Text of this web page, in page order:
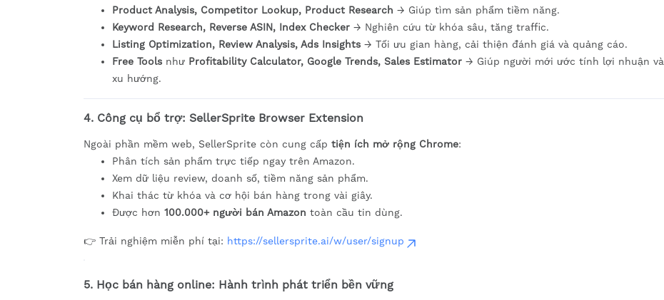
Product Analysis, Competitor Lookup, Product Research → Giúp tìm sản phẩm tiềm năng.
Keyword Research, Reverse ASIN, Index Checker → Nghiên cứu từ khóa sâu, tăng traffic.
Listing Optimization, Review Analysis, Ads Insights → Tối ưu gian hàng, cải thiện đánh giá và quảng cáo.
Free Tools như Profitability Calculator, Google Trends, Sales Estimator → Giúp người mới ước tính lợi nhuận và
xu hướng.
4. Công cụ bổ trợ: SellerSprite Browser Extension
Ngoài phần mềm web, SellerSprite còn cung cấp tiện ích mở rộng Chrome:
Phân tích sản phẩm trực tiếp ngay trên Amazon.
Xem dữ liệu review, doanh số, tiềm năng sản phẩm.
Khai thác từ khóa và cơ hội bán hàng trong vài giây.
Được hơn 100.000+ người bán Amazon toàn cầu tin dùng.
👉 Trải nghiệm miễn phí tại: https://sellersprite.ai/w/user/signup
5. Học bán hàng online: Hành trình phát triển bền vững